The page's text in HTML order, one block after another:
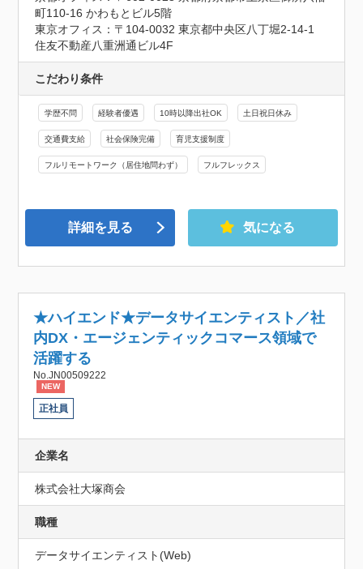
町110-16 かわもとビル5階
東京オフィス：〒104-0032 東京都中央区八丁堀2-14-1
住友不動産八重洲通ビル4F
こだわり条件
学歴不問 経験者優遇 10時以降出社OK 土日祝日休み
交通費支給 社会保険完備 育児支援制度
フルリモートワーク（居住地問わず） フルフレックス
詳細を見る 気になる
★ハイエンド★データサイエンティスト／社
内DX・エージェンティックコマース領域で
活躍する
No.JN00509222
NEW
正社員
企業名
株式会社大塚商会
職種
データサイエンティスト(Web)